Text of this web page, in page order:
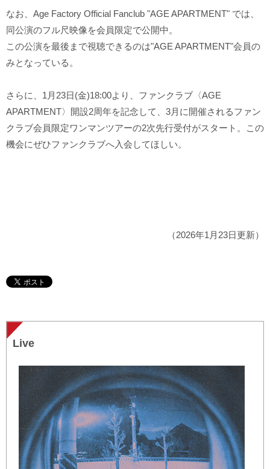
なお、Age Factory Official Fanclub "AGE APARTMENT" では、
同公演のフル尺映像を会員限定で公開中。
この公演を最後まで視聴できるのは"AGE APARTMENT"会員の
みとなっている。
さらに、1月23日(金)18:00より、ファンクラブ〈AGE
APARTMENT〉開設2周年を記念して、3月に開催されるファン
クラブ会員限定ワンマンツアーの2次先行受付がスタート。この
機会にぜひファンクラブへ入会してほしい。
（2026年1月23日更新）
Live